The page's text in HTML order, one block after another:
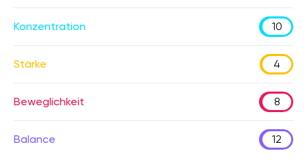
Konzentration 10
Stärke 4
Beweglichkeit 8
Balance 12